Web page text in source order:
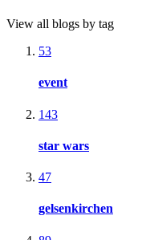
View all blogs by tag
53
event
143
star wars
47
gelsenkirchen